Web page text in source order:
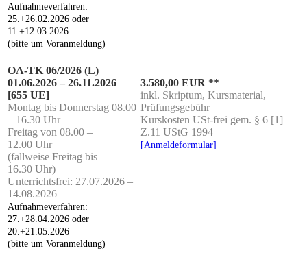
Auf­nah­me­ver­fah­ren:
25.+26.02.2026 oder
11.+12.03.2026
(bit­te um Voranmeldung)
OA-TK 06/2026 (L)
01.06.2026 – 26.11.2026
[655 UE]
Mon­tag bis Don­ners­tag 08.00
– 16.30 Uhr
Frei­tag von 08.00 –
12.00 Uhr
(fall­wei­se Frei­tag bis
16.30 Uhr)
Unter­richts­frei: 27.07.2026 –
14.08.2026
Auf­nah­me­ver­fah­ren:
27.+28.04.2026 oder
20.+21.05.2026
(bit­te um Voranmeldung)
3.580,00 EUR **
inkl. Skrip­tum, Kurs­ma­te­ri­al,
Prüfungsgebühr
Kurs­kos­ten USt-frei gem. § 6 [1]
Z.11 UStG 1994
[Anmel­de­for­mu­lar]